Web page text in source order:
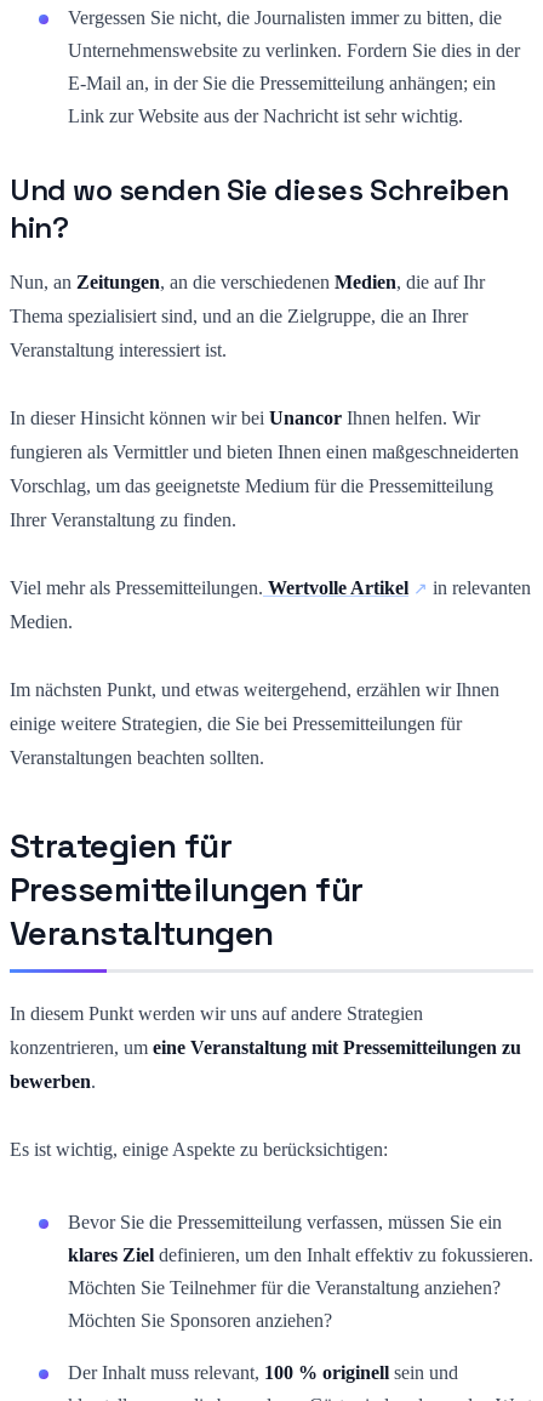
Vergessen Sie nicht, die Journalisten immer zu bitten, die
Unternehmenswebsite zu verlinken. Fordern Sie dies in der
E-Mail an, in der Sie die Pressemitteilung anhängen; ein
Link zur Website aus der Nachricht ist sehr wichtig.
Und wo senden Sie dieses Schreiben
hin?
Nun, an Zeitungen, an die verschiedenen Medien, die auf Ihr
Thema spezialisiert sind, und an die Zielgruppe, die an Ihrer
Veranstaltung interessiert ist.
In dieser Hinsicht können wir bei Unancor Ihnen helfen. Wir
fungieren als Vermittler und bieten Ihnen einen maßgeschneiderten
Vorschlag, um das geeignetste Medium für die Pressemitteilung
Ihrer Veranstaltung zu finden.
Viel mehr als Pressemitteilungen. Wertvolle Artikel
in relevanten
Medien.
Im nächsten Punkt, und etwas weitergehend, erzählen wir Ihnen
einige weitere Strategien, die Sie bei Pressemitteilungen für
Veranstaltungen beachten sollten.
Strategien für
Pressemitteilungen für
Veranstaltungen
In diesem Punkt werden wir uns auf andere Strategien
konzentrieren, um eine Veranstaltung mit Pressemitteilungen zu
bewerben.
Es ist wichtig, einige Aspekte zu berücksichtigen:
Bevor Sie die Pressemitteilung verfassen, müssen Sie ein
klares Ziel definieren, um den Inhalt effektiv zu fokussieren.
Möchten Sie Teilnehmer für die Veranstaltung anziehen?
Möchten Sie Sponsoren anziehen?
Der Inhalt muss relevant, 100 % originell sein und